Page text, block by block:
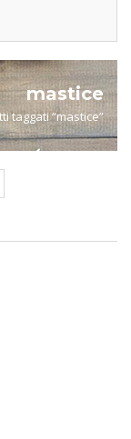
mastice
taggati “mastice”